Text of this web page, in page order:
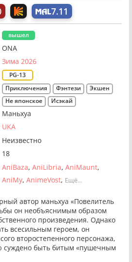
7.11
вышел
ONA
Зима 2026
PG-13
Приключения Фэнтези
Экшен
Не японское
Исэкай
Маньхуа
UKA
Неизвестно
18
AniBaza AniLibria AniMaunt
AniMy AnimeVost Ещё...
автор маньхуа «Повелитель
он необъяснимым образом
произведения. Однако
всесильным героем, он
второстепенного персонажа,
суждено быть битым «пушечным